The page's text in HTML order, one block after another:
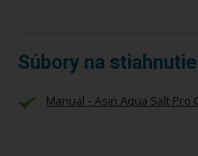
Súbory na stiahnutie
Manual - Asin Aqua Salt Pro